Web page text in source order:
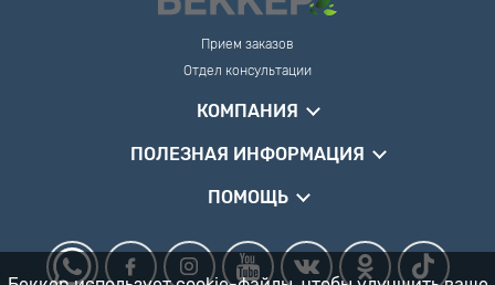
Прием заказов
Отдел консультации
КОМПАНИЯ
ПОЛЕЗНАЯ ИНФОРМАЦИЯ
ПОМОЩЬ